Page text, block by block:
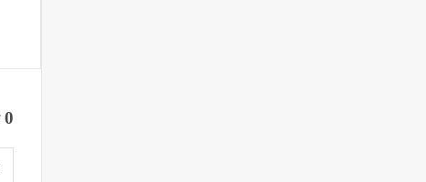
0 تعليق